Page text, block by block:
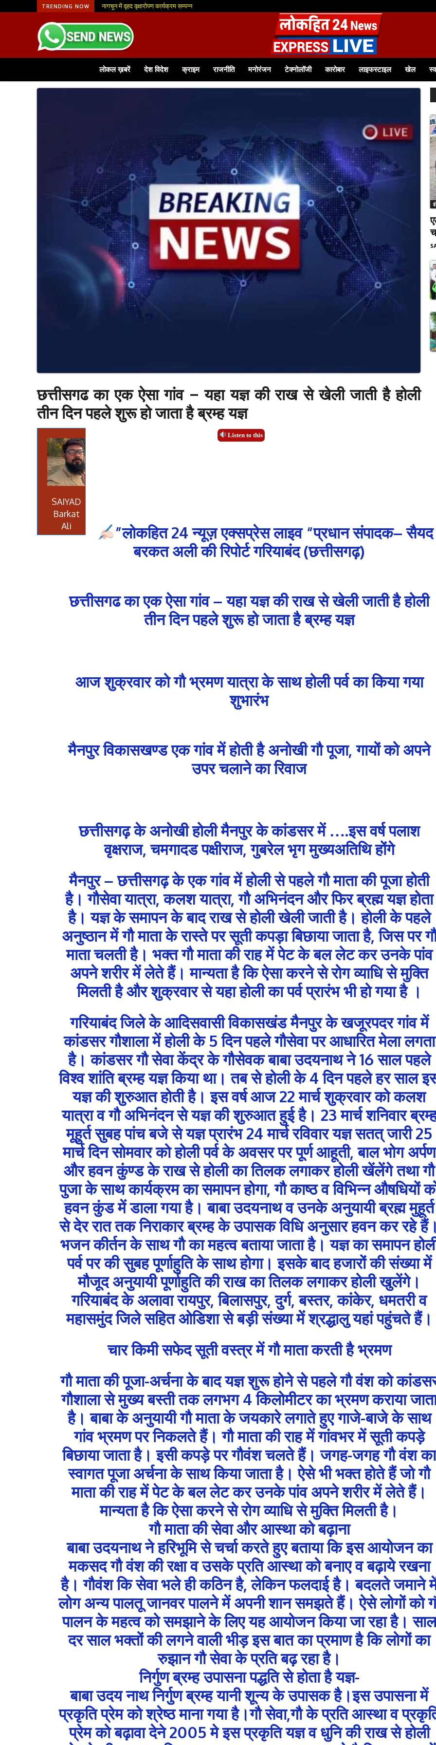
TRENDING NOW नागचून में वृहद वृक्षारोपण कार्यक्रम सम्पन्न
आजीविका मिशन से मिली नई पहचान, फूलमाला व्यवसाय से आत्मनिर्भर बनीं श्रीमती टीना बागवान समूह से जुड़कर आत्मविश्वास बढ़ा, आज 12 हजार रुपये से...
लोकल ख़बरें देश विदेश क्राइम राजनीति मनोरंजन टेक्नोलॉजी कारोबार लाइफस्टाइल खेल
छत्तीसगढ का एक ऐसा गांव – यहा यज्ञ की राख से खेली जाती है होली
तीन दिन पहले शुरू हो जाता है ब्रम्ह यज्ञ
Listen to this
SAIYAD
Barkat
Ali
”लोकहित 24 न्यूज़ एक्सप्रेस लाइव “प्रधान संपादक– सैयद
बरकत अली की रिपोर्ट गरियाबंद (छत्तीसगढ़)
छत्तीसगढ का एक ऐसा गांव – यहा यज्ञ की राख से खेली जाती है होली
तीन दिन पहले शुरू हो जाता है ब्रम्ह यज्ञ
आज शुक्रवार को गौ भ्रमण यात्रा के साथ होली पर्व का किया गया
शुभारंभ
मैनपुर विकासखण्ड एक गांव में होती है अनोखी गौ पूजा, गायों को अपने
उपर चलाने का रिवाज
छत्तीसगढ़ के अनोखी होली मैनपुर के कांडसर में ….इस वर्ष पलाश
वृक्षराज, चमगादड पक्षीराज, गुबरेल भृग मुख्यअतिथि होंगे
मैनपुर – छत्तीसगढ़ के एक गांव में होली से पहले गौ माता की पूजा होती
है। गौसेवा यात्रा, कलश यात्रा, गौ अभिनंदन और फिर ब्रह्म यज्ञ होता
है। यज्ञ के समापन के बाद राख से होली खेली जाती है। होली के पहले
अनुष्ठान में गौ माता के रास्ते पर सूती कपड़ा बिछाया जाता है, जिस पर
माता चलती है। भक्त गौ माता की राह में पेट के बल लेट कर उनके पांव
अपने शरीर में लेते हैं। मान्यता है कि ऐसा करने से रोग व्याधि से मुक्ति
मिलती है और शुक्रवार से यहा होली का पर्व प्रारंभ भी हो गया है ।
गरियाबंद जिले के आदिसवासी विकासखंड मैनपुर के खजूरपदर गांव में
कांडसर गौशाला में होली के 5 दिन पहले गौसेवा पर आधारित मेला लगता
है। कांडसर गौ सेवा केंद्र के गौसेवक बाबा उदयनाथ ने 16 साल पहले
विश्व शांति ब्रम्ह यज्ञ किया था। तब से होली के 4 दिन पहले हर साल
यज्ञ की शुरुआत होती है। इस वर्ष आज 22 मार्च शुक्रवार को कलश
यात्रा व गौ अभिनंदन से यज्ञ की शुरुआत हुई है। 23 मार्च शनिवार
मूहुर्त सुबह पांच बजे से यज्ञ प्रारंभ 24 मार्च रविवार यज्ञ सतत् जारी 25
मार्च दिन सोमवार को होली पर्व के अवसर पर पूर्ण आहूती, बाल भोग अर्पण
और हवन कुंण्ड के राख से होली का तिलक लगाकर होली खेंलेंगे तथा गौ
पुजा के साथ कार्यक्रम का समापन होगा, गौ काष्ठ व विभिन्न औषधियों
हवन कुंड में डाला गया है। बाबा उदयनाथ व उनके अनुयायी ब्रह्म मुहूर्त
से देर रात तक निराकार ब्रम्ह के उपासक विधि अनुसार हवन कर रहे
भजन कीर्तन के साथ गौ का महत्व बताया जाता है। यज्ञ का समापन
पर्व पर की सुबह पूर्णाहुति के साथ होगा। इसके बाद हजारों की संख्या में
मौजूद अनुयायी पूर्णाहुति की राख का तिलक लगाकर होली खुलेंगे।
गरियाबंद के अलावा रायपुर, बिलासपुर, दुर्ग, बस्तर, कांकेर, धमतरी व
महासमुंद जिले सहित ओडिशा से बड़ी संख्या में श्रद्धालु यहां पहुंचते हैं।
चार किमी सफेद सूती वस्त्र में गौ माता करती है भ्रमण
गौ माता की पूजा-अर्चना के बाद यज्ञ शुरू होने से पहले गौ वंश को
गौशाला से मुख्य बस्ती तक लगभग 4 किलोमीटर का भ्रमण कराया
है। बाबा के अनुयायी गौ माता के जयकारे लगाते हुए गाजे-बाजे के साथ
गांव भ्रमण पर निकलते हैं। गौ माता की राह में गांवभर में सूती कपड़े
बिछाया जाता है। इसी कपड़े पर गौवंश चलते हैं। जगह-जगह गौ वंश का
स्वागत पूजा अर्चना के साथ किया जाता है। ऐसे भी भक्त होते हैं जो गौ
माता की राह में पेट के बल लेट कर उनके पांव अपने शरीर में लेते हैं।
मान्यता है कि ऐसा करने से रोग व्याधि से मुक्ति मिलती है।
गौ माता की सेवा और आस्था को बढ़ाना
बाबा उदयनाथ ने हरिभूमि से चर्चा करते हुए बताया कि इस आयोजन का
मकसद गौ वंश की रक्षा व उसके प्रति आस्था को बनाए व बढ़ाये रखना
है। गौवंश कि सेवा भले ही कठिन है, लेकिन फलदाई है। बदलते जमाने
लोग अन्य पालतू जानवर पालने में अपनी शान समझते हैं। ऐसे लोगों को
पालन के महत्व को समझाने के लिए यह आयोजन किया जा रहा है। साल
दर साल भक्तों की लगने वाली भीड़ इस बात का प्रमाण है कि लोगों का
रुझान गौ सेवा के प्रति बढ़ रहा है।
निर्गुण ब्रम्ह उपासना पद्धति से होता है यज्ञ-
बाबा उदय नाथ निर्गुण ब्रम्ह यानी शून्य के उपासक है।इस उपासना में
प्रकृति प्रेम को श्रेष्ठ माना गया है।गौ सेवा,गौ के प्रति आस्था व
प्रेम को बढ़ावा देने 2005 मे इस प्रकृति यज्ञ व धुनि की राख से होली